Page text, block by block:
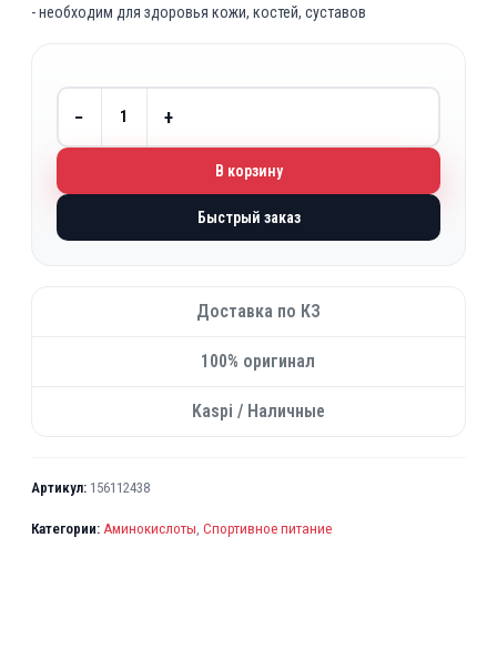
- необходим для здоровья кожи, костей, суставов
− +
В корзину
Быстрый заказ
Доставка по КЗ
100% оригинал
Kaspi / Наличные
Артикул: 156112438
Категории: Аминокислоты, Спортивное питание